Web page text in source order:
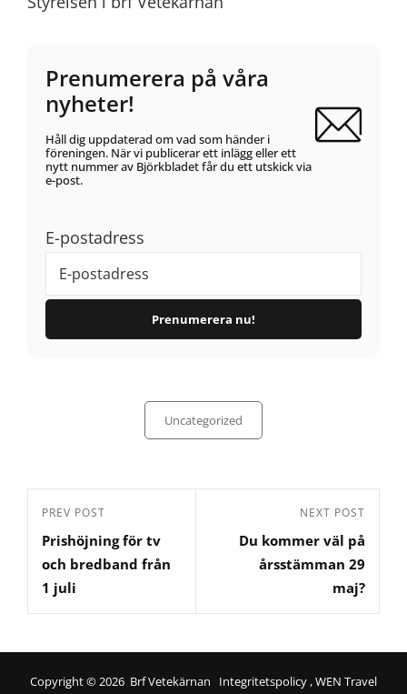
Prenumerera på våra
nyheter!
Håll dig uppdaterad om vad som händer i
föreningen. När vi publicerar ett inlägg eller ett
nytt nummer av Björkbladet får du ett utskick via
e-post.
E-postadress
Uncategorized
Inläggsnavigering
Previous
Post
PREV POST
Prishöjning för tv
och bredband från
1 juli
Post
NEXT POST
Du kommer väl på
årsstämman 29
maj?
Copyright © 2026 Brf Vetekärnan Integritetspolicy, WEN Travel